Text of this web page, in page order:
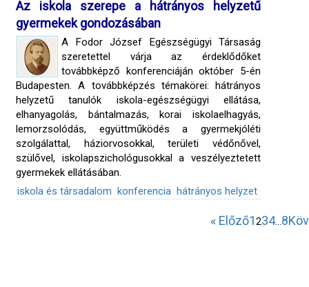
Az iskola szerepe a hátrányos helyzetű
gyermekek gondozásában
A Fodor József Egészségügyi Társaság
szeretettel várja az érdeklődőket
továbbképző konferenciáján október 5-én
Budapesten. A továbbképzés témakörei: hátrányos
helyzetű tanulók iskola-egészségügyi ellátása,
elhanyagolás, bántalmazás, korai iskolaelhagyás,
lemorzsolódás, együttműködés a gyermekjóléti
szolgálattal, háziorvosokkal, területi védőnővel,
szülővel, iskolapszichológusokkal a veszélyeztetett
gyermekek ellátásában.
iskola és társadalom konferencia hátrányos helyzet
« Előző1234… 8